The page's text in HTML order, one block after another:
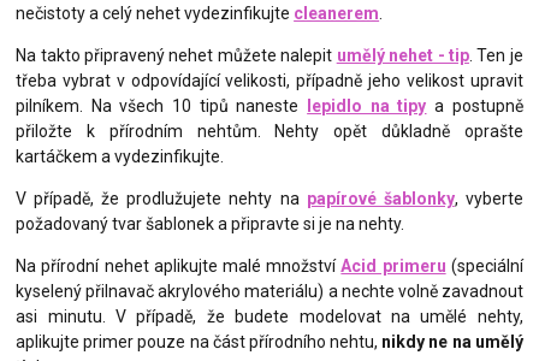
nečistoty a celý nehet vydezinfikujte cleanerem.
Na takto připravený nehet můžete nalepit umělý nehet - tip. Ten je
třeba vybrat v odpovídající velikosti, případně jeho velikost upravit
pilníkem. Na všech 10 tipů naneste
lepidlo na tipy a postupně
přiložte k přírodním nehtům. Nehty opět důkladně oprašte
kartáčkem a vydezinfikujte.
V případě, že prodlužujete nehty na papírové šablonky, vyberte
požadovaný tvar šablonek a připravte si je na nehty.
Na přírodní nehet aplikujte malé množstvíAcid primeru (speciální
kyselený přilnavač akrylového materiálu) a nechte volně zavadnout
asi minutu. V případě, že budete modelovat na umělé nehty,
aplikujte primer pouze na část přírodního nehtu, nikdy ne na umělý